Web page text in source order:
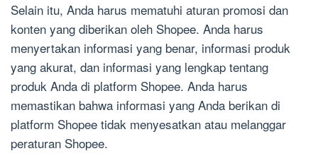
Selain itu, Anda harus mematuhi aturan promosi dan
konten yang diberikan oleh Shopee. Anda harus
menyertakan informasi yang benar, informasi produk
yang akurat, dan informasi yang lengkap tentang
produk Anda di platform Shopee. Anda harus
memastikan bahwa informasi yang Anda berikan di
platform Shopee tidak menyesatkan atau melanggar
peraturan Shopee.